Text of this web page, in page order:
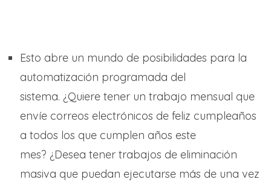
Esto abre un mundo de posibilidades para la
automatización programada del
sistema. ¿Quiere tener un trabajo mensual que
envíe correos electrónicos de feliz cumpleaños
a todos los que cumplen años este
mes? ¿Desea tener trabajos de eliminación
masiva que puedan ejecutarse más de una vez